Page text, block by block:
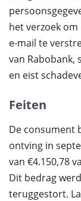
het verzoek
e-mail te
van
en eist
Feiten
De consument
ontving in
van €4.150,78
Dit bedrag
teruggestort.